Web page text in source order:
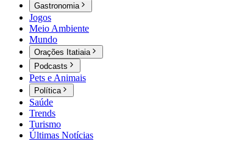
Gastronomia
Jogos
Meio Ambiente
Mundo
Orações Itatiaia
Podcasts
Pets e Animais
Política
Saúde
Trends
Turismo
Últimas Notícias